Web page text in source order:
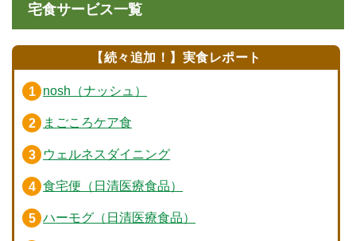
宅食サービス一覧
【続々追加！】実食レポート
nosh（ナッシュ）
まごころケア食
ウェルネスダイニング
食宅便（日清医療食品）
ハーモグ（日清医療食品）